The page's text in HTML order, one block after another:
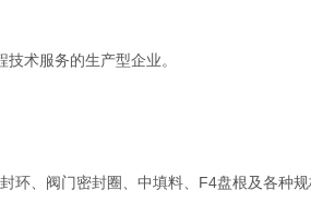
术服务的生产型企业。
、阀门密封圈、中填料、F4盘根及各种